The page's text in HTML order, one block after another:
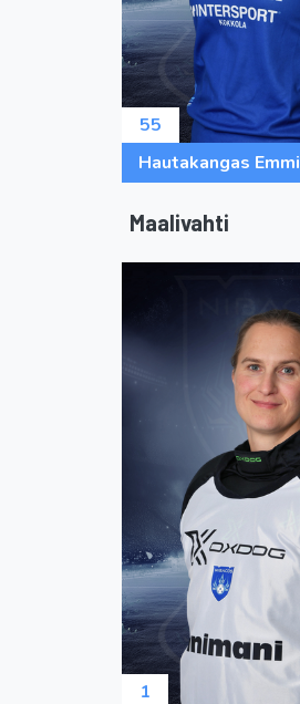
55
Hautakangas Emmi
Maalivahti
1